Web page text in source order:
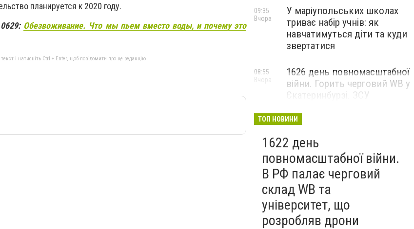
планируется к 2020 году.
Обезвоживание. Что мы пьем вместо воды, и почему это
і натисніть Ctrl + Enter, щоб повідомити про це редакцію
У маріупольських школах
триває набір учнів: як
навчатимуться діти та куди
звертатися
09:35
Вчора
1626 день повномасштабної
війни. Горить черговий WB у
Єкатеринбурзі. ЗСУ
Маріуполі
08:55
Вчора
ТОП НОВИНИ
1622 день
повномасштабної війни.
В РФ палає черговий
склад WB та
університет, що
розробляв дрони